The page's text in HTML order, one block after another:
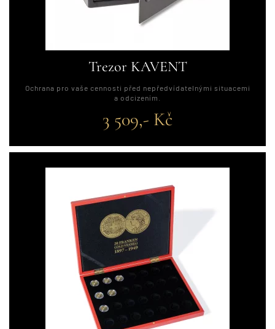
Trezor KAVENT
Ochrana pro vaše cennosti před nepředvídatelnými situacemi
a odcizením.
3 509,- Kč